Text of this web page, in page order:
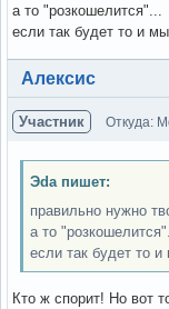
а то "розкошелится"...
если так будет то и
Вне форума
Алексис
Участник Откуда:
Эda пишет:
правильно нужно
а то
если так будет то
Кто ж спорит! Но вот